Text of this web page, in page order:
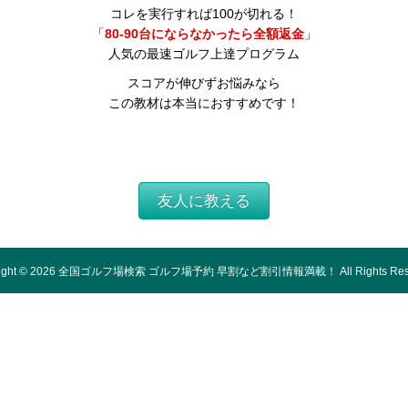
コレを実行すれば100が切れる！
「80-90台にならなかったら全額返金」
人気の最速ゴルフ上達プログラム
スコアが伸びずお悩みなら
この教材は本当におすすめです！
友人に教える
© 2026 全国ゴルフ場検索 ゴルフ場予約 早割など割引情報満載！ All Rights